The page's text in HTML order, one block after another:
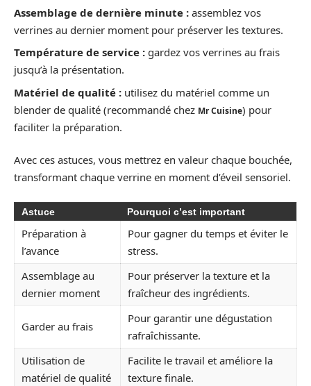
Assemblage de dernière minute : assemblez vos
verrines au dernier moment pour préserver les textures.
Température de service : gardez vos verrines au frais
jusqu’à la présentation.
Matériel de qualité : utilisez du matériel comme un
blender de qualité (recommandé chez Mr Cuisine) pour
faciliter la préparation.
Avec ces astuces, vous mettrez en valeur chaque bouchée,
transformant chaque verrine en moment d’éveil sensoriel.
Astuce Pourquoi c’est important
Préparation à
l’avance
Pour gagner du temps et éviter le
stress.
Assemblage au
dernier moment
Pour préserver la texture et la
fraîcheur des ingrédients.
Garder au frais
Pour garantir une dégustation
rafraîchissante.
Utilisation de
matériel de qualité
Facilite le travail et améliore la
texture finale.